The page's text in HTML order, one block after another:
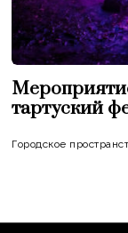
тартуский
Городское